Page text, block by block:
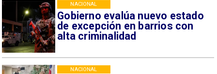
Gobierno evalúa nuevo estado
de excepción en barrios con
alta criminalidad
NACIONAL
NACIONAL